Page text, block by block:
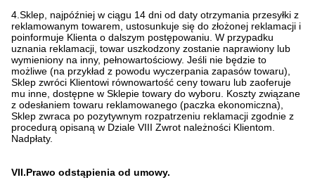
4.Sklep, najpóźniej w ciągu 14 dni od daty otrzymania przesyłki z
reklamowanym towarem, ustosunkuje się do złożonej reklamacji i
poinformuje Klienta o dalszym postępowaniu. W przypadku
uznania reklamacji, towar uszkodzony zostanie naprawiony lub
wymieniony na inny, pełnowartościowy. Jeśli nie będzie to
możliwe (na przykład z powodu wyczerpania zapasów towaru),
Sklep zwróci Klientowi równowartość ceny towaru lub zaoferuje
mu inne, dostępne w Sklepie towary do wyboru. Koszty związane
z odesłaniem towaru reklamowanego (paczka ekonomiczna),
Sklep zwraca po pozytywnym rozpatrzeniu reklamacji zgodnie z
procedurą opisaną w Dziale VIII Zwrot należności Klientom.
Nadpłaty.
VII.Prawo odstąpienia od umowy.